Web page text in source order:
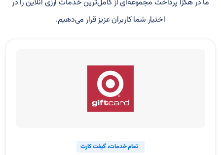
ما در هگزا پرداخت مجموعه‌ای از کامل‌ترین خدمات ارزی آنلاین را در
اختیار شما کاربران عزیز قرار می‌دهیم.
پرداخت بین المللی تمام خدمات